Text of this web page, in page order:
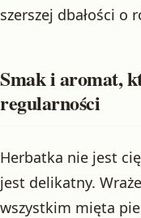
szerszej dbałości o
Smak i aromat,
regularności
Herbatka nie jest
jest delikatny.
wszystkim mięta